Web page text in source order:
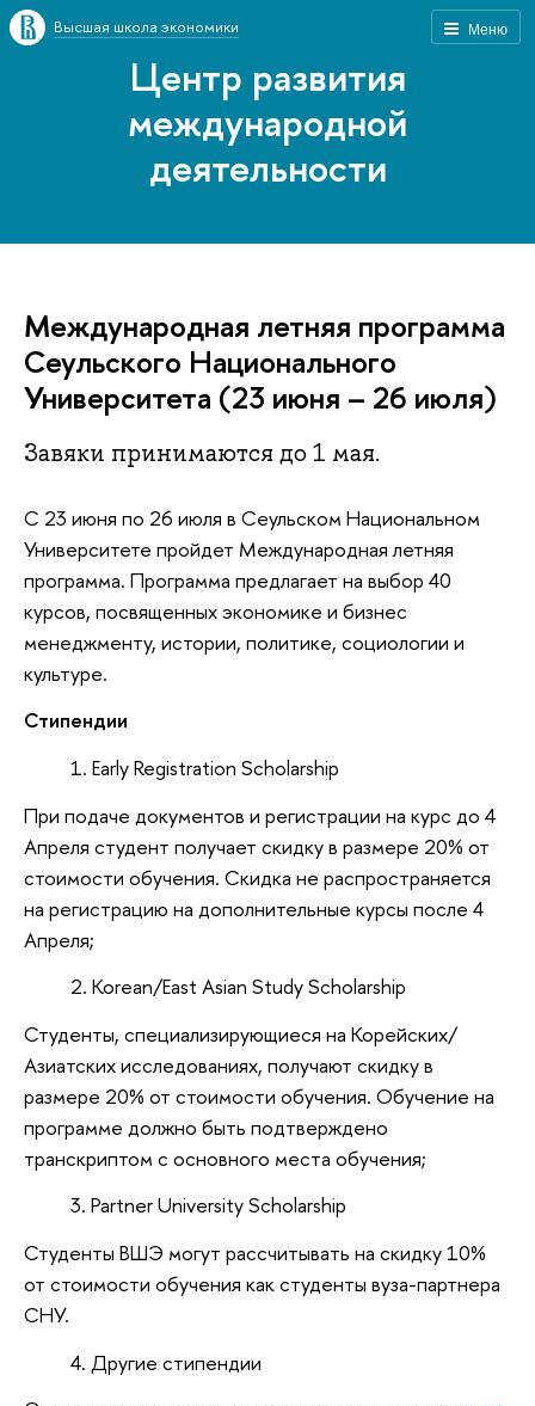
Меню
Высшая школа экономики
Центр развития
международной
деятельности
Международная летняя программа
Сеульского Национального
Университета (23 июня – 26 июля)
Завяки принимаются до 1 мая.
С 23 июня по 26 июля в Сеульском Национальном
Университете пройдет Международная летняя
программа. Программа предлагает на выбор 40
курсов, посвященных экономике и бизнес
менеджменту, истории, политике, социологии и
культуре.
Стипендии
Early Registration Scholarship
При подаче документов и регистрации на курс до 4
Апреля студент получает скидку в размере 20% от
стоимости обучения. Скидка не распространяется
на регистрацию на дополнительные курсы после 4
Апреля;
Korean/East Asian Study Scholarship
Студенты, специализирующиеся на Корейских/
Азиатских исследованиях, получают скидку в
размере 20% от стоимости обучения. Обучение на
программе должно быть подтверждено
транскриптом с основного места обучения;
Partner University Scholarship
Студенты ВШЭ могут рассчитывать на скидку 10%
от стоимости обучения как студенты вуза-партнера
СНУ.
Другие стипендии